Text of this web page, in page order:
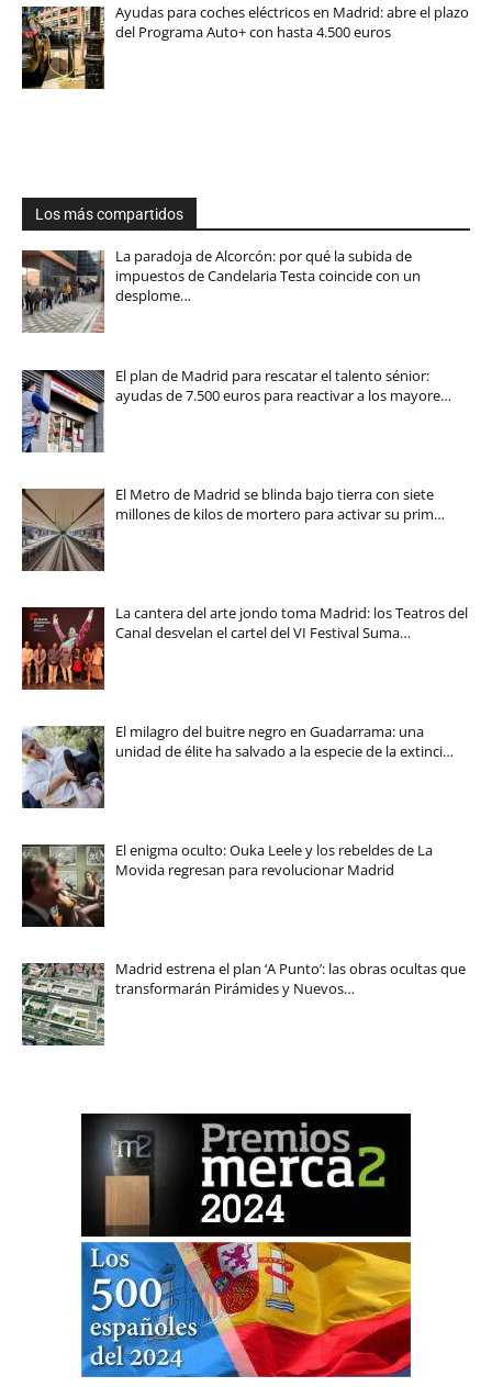
Ayudas para coches eléctricos en Madrid: abre el plazo
del Programa Auto+ con hasta 4.500 euros
Los más compartidos
La paradoja de Alcorcón: por qué la subida de
impuestos de Candelaria Testa coincide con un
desplome…
El plan de Madrid para rescatar el talento sénior:
ayudas de 7.500 euros para reactivar a los mayore…
El Metro de Madrid se blinda bajo tierra con siete
millones de kilos de mortero para activar su prim…
La cantera del arte jondo toma Madrid: los Teatros del
Canal desvelan el cartel del VI Festival Suma…
El milagro del buitre negro en Guadarrama: una
unidad de élite ha salvado a la especie de la extinci…
El enigma oculto: Ouka Leele y los rebeldes de La
Movida regresan para revolucionar Madrid
Madrid estrena el plan ‘A Punto’: las obras ocultas que
transformarán Pirámides y Nuevos…